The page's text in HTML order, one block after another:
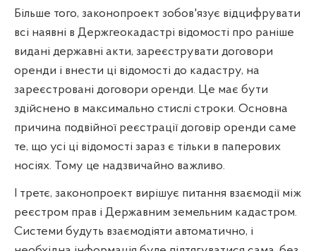
Більше того, законопроект зобов'язує відцифрувати
всі наявні в Держгеокадастрі відомості про раніше
видані державні акти, зареєструвати договори
оренди і внести ці відомості до кадастру, на
зареєстровані договори оренди. Це має бути
здійснено в максимально стислі строки. Основна
причина подвійної реєстрації договір оренди саме
те, що усі ці відомості зараз є тільки в паперових
носіях. Тому це надзвичайно важливо.
І третє, законопроект вирішує питання взаємодії між
реєстром прав і Державним земельним кадастром.
Системи будуть взаємодіяти автоматично, і